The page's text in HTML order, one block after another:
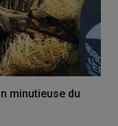
minutieuse du